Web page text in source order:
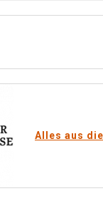
Alles aus